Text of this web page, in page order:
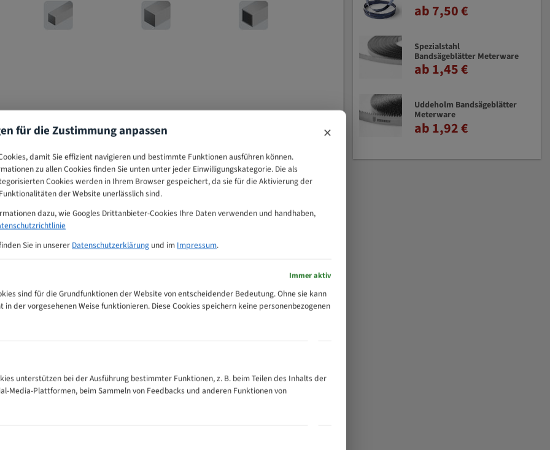
Tabelle
ab 7,50 €
Spezialstahl
Bandsägeblätter Meterware
ab 1,45 €
Uddeholm Bandsägeblätter
Meterware
ab 1,92 €
für die Zustimmung anpassen ×
damit Sie effizient navigieren und bestimmte Funktionen ausführen können.
zu allen Cookies finden Sie unten unter jeder Einwilligungskategorie. Die als
Cookies werden in Ihrem Browser gespeichert, da sie für die Aktivierung der
der Website unerlässlich sind.
dazu, wie Googles Drittanbieter-Cookies Ihre Daten verwenden und handhaben,
Sie in unserer Datenschutzerklärung und im Impressum.
Immer aktiv
sind für die Grundfunktionen der Website von entscheidender Bedeutung. Ohne sie kann
in der vorgesehenen Weise funktionieren. Diese Cookies speichern keine personenbezogenen
unterstützen bei der Ausführung bestimmter Funktionen, z. B. beim Teilen des Inhalts der
Media-Plattformen, beim Sammeln von Feedbacks und anderen Funktionen von